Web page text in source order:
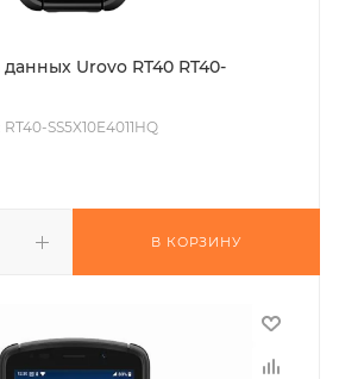
Urovo RT40 RT40-
RT40-SS5X10E4011HQ
В КОРЗИНУ